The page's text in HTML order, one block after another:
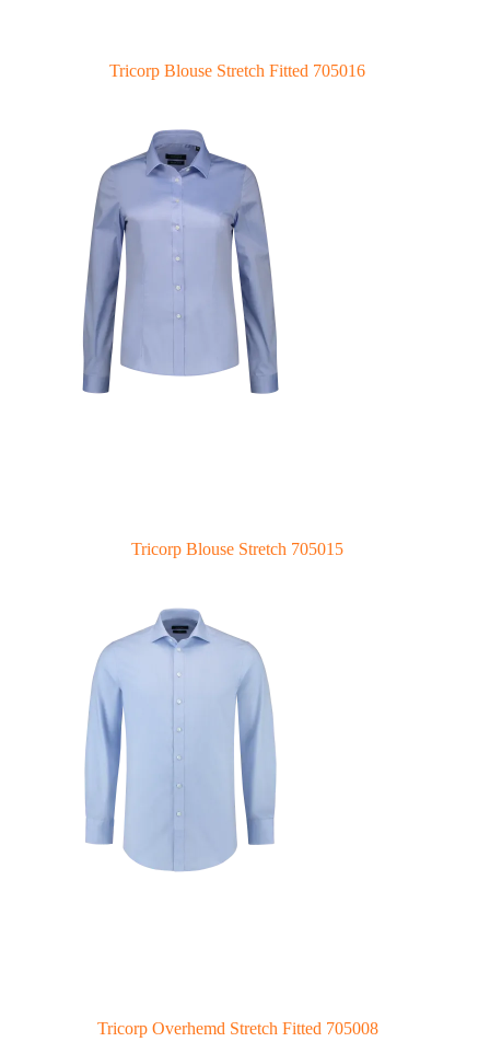
Tricorp Blouse Stretch Fitted 705016
Tricorp Blouse Stretch 705015
Tricorp Overhemd Stretch Fitted 705008